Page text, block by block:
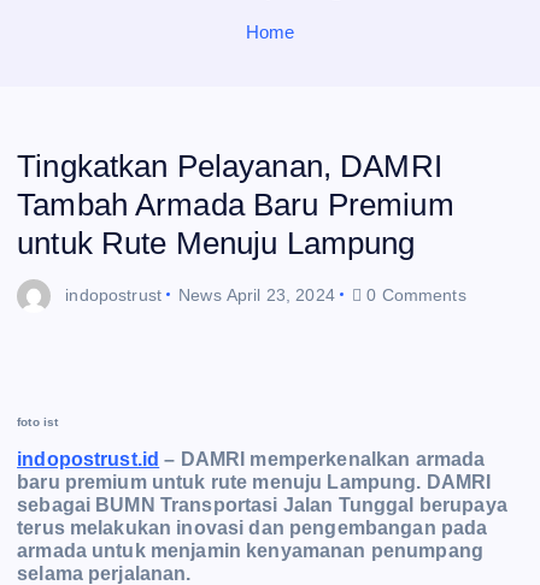
Home
Tingkatkan Pelayanan, DAMRI
Tambah Armada Baru Premium
untuk Rute Menuju Lampung
indopostrust News April 23, 2024 0 Comments
foto ist
indopostrust.id – DAMRI memperkenalkan armada
baru premium untuk rute menuju Lampung. DAMRI
sebagai BUMN Transportasi Jalan Tunggal berupaya
terus melakukan inovasi dan pengembangan pada
armada untuk menjamin kenyamanan penumpang
selama perjalanan.